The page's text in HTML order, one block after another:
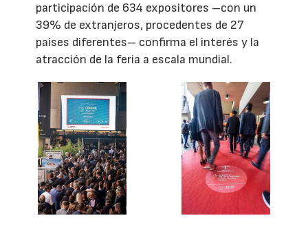
participación de 634 expositores –con un
39% de extranjeros, procedentes de 27
países diferentes– confirma el interés y la
atracción de la feria a escala mundial.